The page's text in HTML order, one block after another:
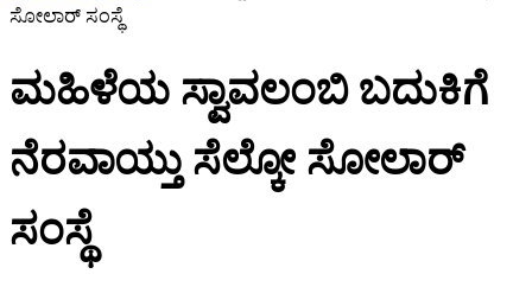
ಸೋಲಾರ್ ಸಂಸ್ಥೆ
ಮಹಿಳೆಯ ಸ್ವಾವಲಂಬಿ ಬದುಕಿಗೆ
ನೆರವಾಯ್ತು ಸೆಲ್ಕೋ ಸೋಲಾರ್
ಸಂಸ್ಥೆ